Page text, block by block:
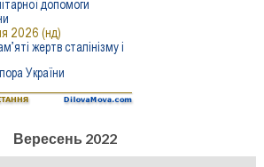
Вересень 2022